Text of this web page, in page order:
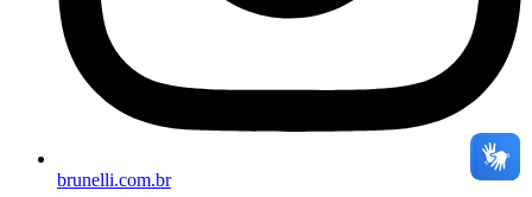
brunelli.com.br